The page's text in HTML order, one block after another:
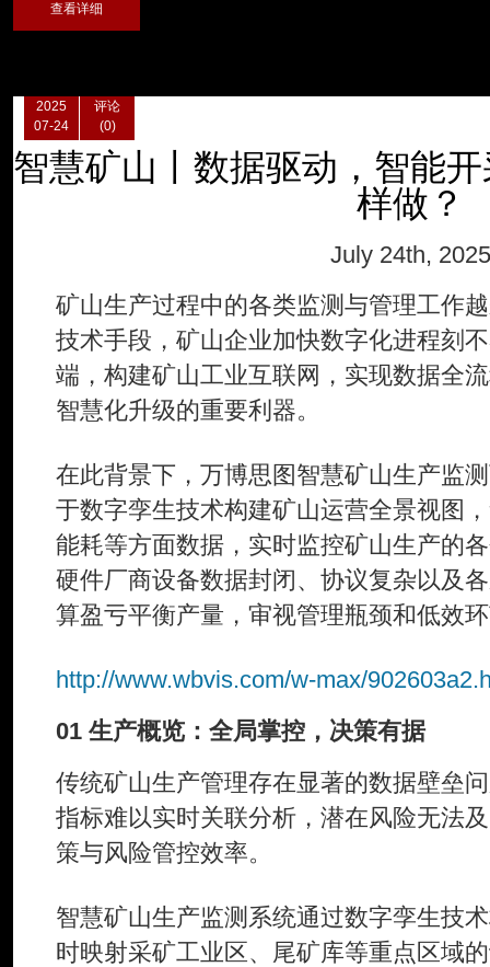
查看详细
2025
07-24
评论
(0)
智慧矿山丨数据驱动，智能
样做？
July 24th, 2025
矿山生产过程中的各类监测与管理工作
技术手段，矿山企业加快数字化进程刻
端，构建矿山工业互联网，实现数据全
智慧化升级的重要利器。
在此背景下，万博思图智慧矿山生产监
于数字孪生技术构建矿山运营全景视图
能耗等方面数据，实时监控矿山生产的
硬件厂商设备数据封闭、协议复杂以及
算盈亏平衡产量，审视管理瓶颈和低效
http://www.wbvis.com/w-max/
01 生产概览：全局掌控，决策有据
传统矿山生产管理存在显著的数据壁垒
指标难以实时关联分析，潜在风险无法
策与风险管控效率。
智慧矿山生产监测系统通过数字孪生技
时映射采矿工业区、尾矿库等重点区域